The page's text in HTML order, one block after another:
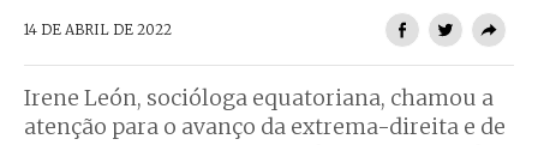
14 DE ABRIL DE 2022
Irene León, socióloga equatoriana, chamou a
atenção para o avanço da extrema-direita e de